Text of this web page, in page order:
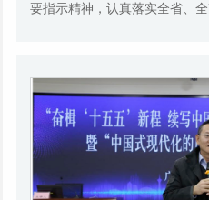
要指示精神，认真落实全省、